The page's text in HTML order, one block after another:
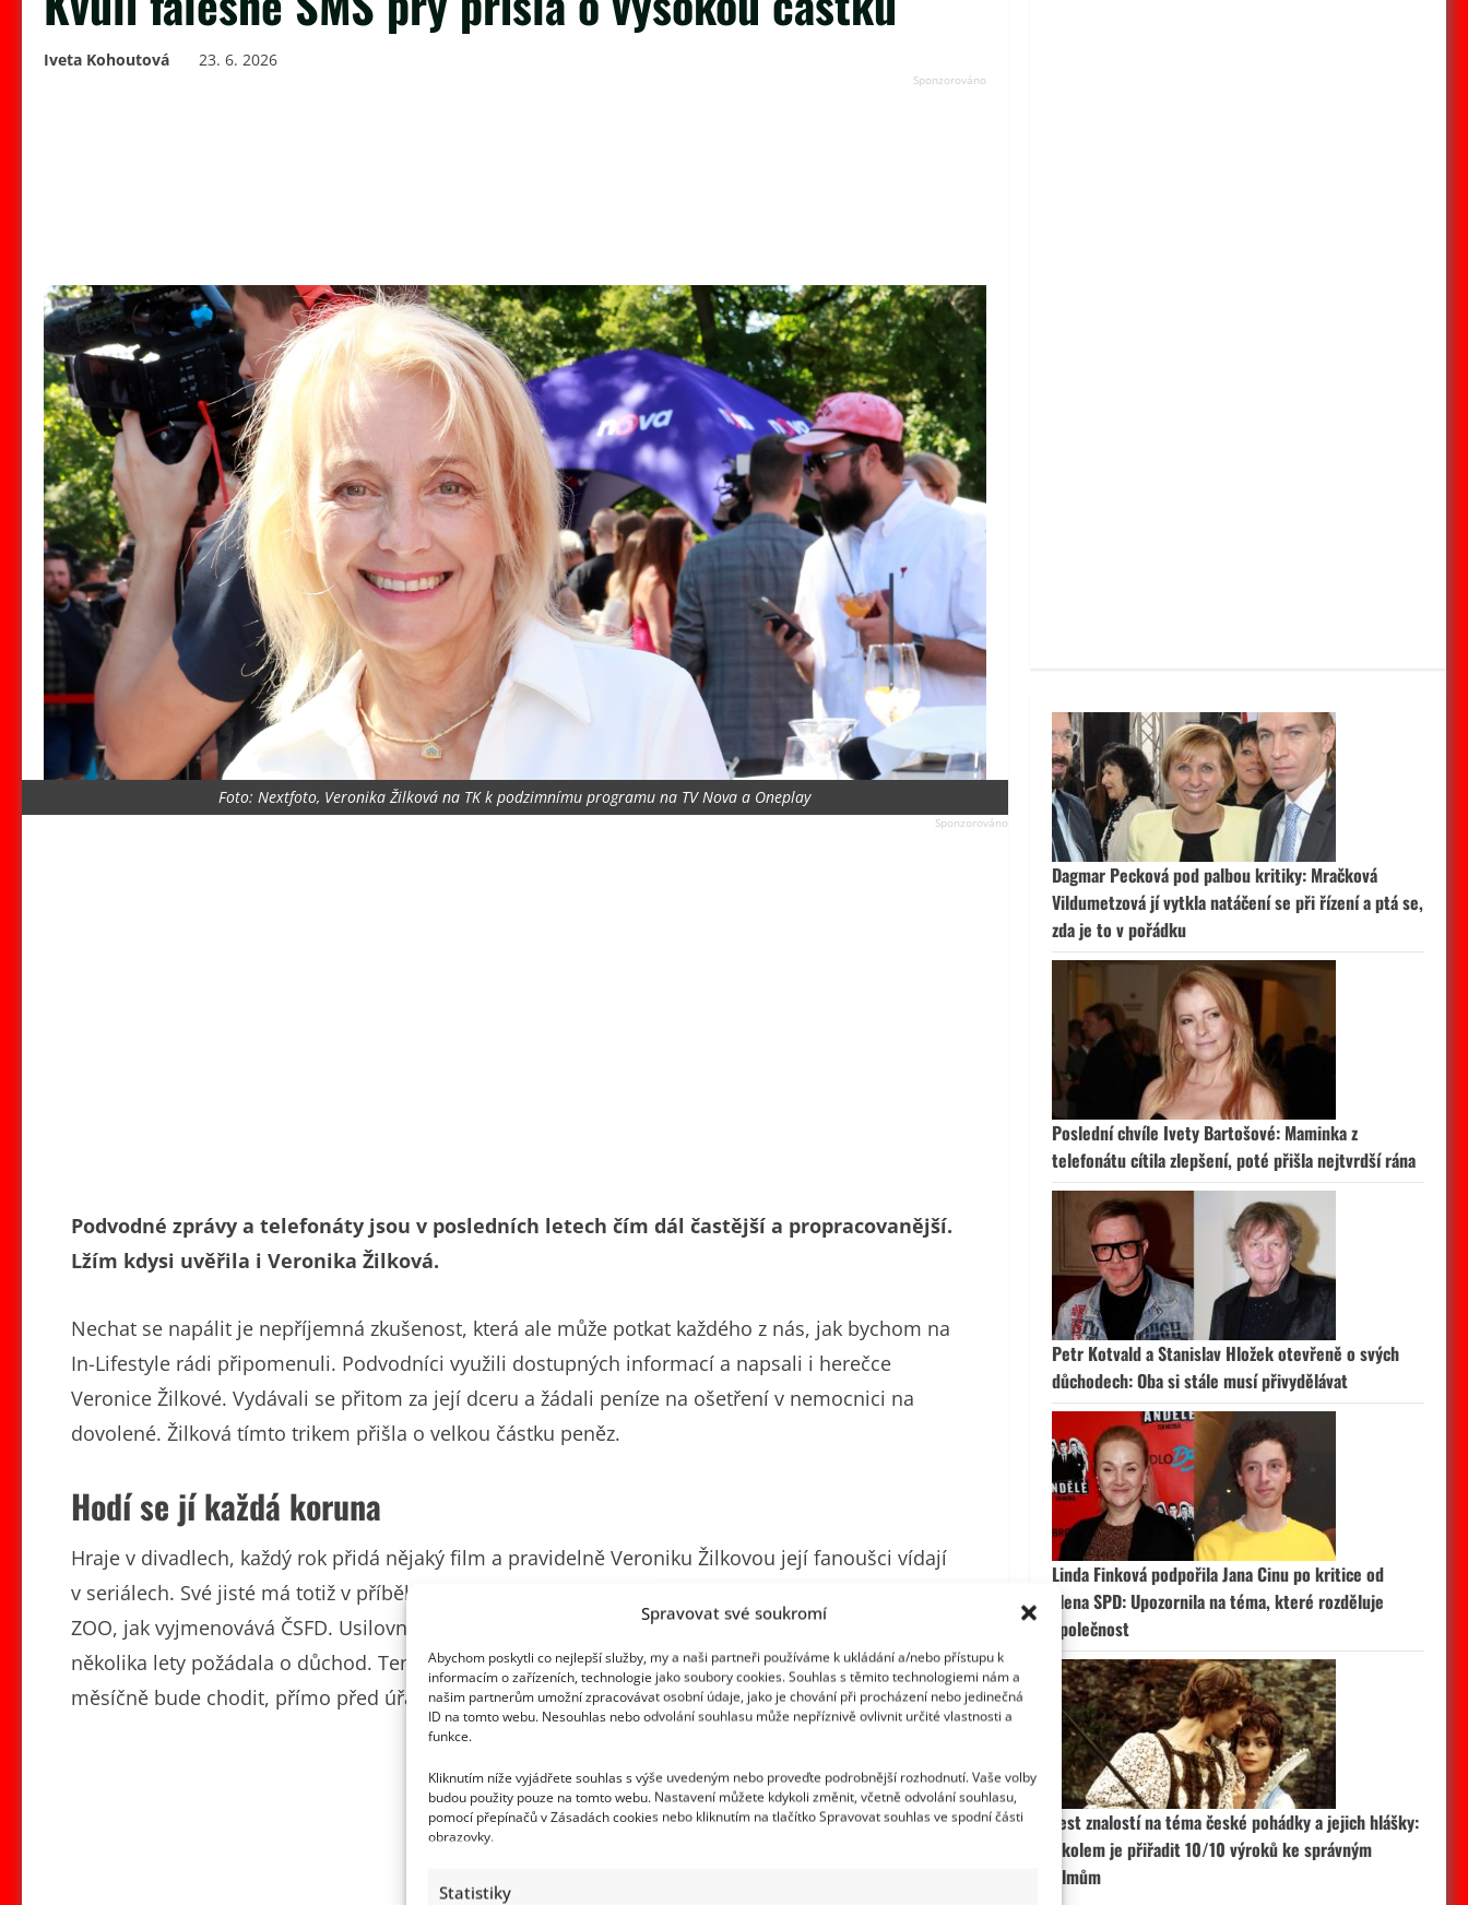
Spravovat své soukromí
Abychom poskytli co nejlepší služby, my a naši partneři používáme k ukládání a/nebo přístupu k
informacím o zařízeních, technologie jako soubory cookies. Souhlas s těmito technologiemi nám a
našim partnerům umožní zpracovávat osobní údaje, jako je chování při procházení nebo jedinečná
ID na tomto webu. Nesouhlas nebo odvolání souhlasu může nepříznivě ovlivnit určité vlastnosti a
funkce.
Kliknutím níže vyjádřete souhlas s výše uvedeným nebo proveďte podrobnější rozhodnutí. Vaše volby
budou použity pouze na tomto webu. Nastavení můžete kdykoli změnit, včetně odvolání souhlasu,
pomocí přepínačů v Zásadách cookies nebo kliknutím na tlačítko Spravovat souhlas ve spodní části
obrazovky.
Statistiky
Iveta Kohoutová 23. 6. 2026
Foto: Nextfoto, Veronika Žilková na TK k podzimnímu programu na TV Nova a Oneplay
Podvodné zprávy a telefonáty jsou v posledních letech čím dál častější a propracovanější.
Lžím kdysi uvěřila i Veronika Žilková.
Nechat se napálit je nepříjemná zkušenost, která ale může potkat každého z nás, jak bychom na
In-Lifestyle rádi připomenuli. Podvodníci využili dostupných informací a napsali i herečce
Veronice Žilkové. Vydávali se přitom za její dceru a žádali peníze na ošetření v nemocnici na
dovolené. Žilková tímto trikem přišla o velkou částku peněz.
Hodí se jí každá koruna
Hraje v divadlech, každý rok přidá nějaký film a pravidelně Veroniku Žilkovou její fanoušci vídají
v seriálech. Své jisté má totiž v příběhu Bratři a sestry, donedávna to pak byla třeba i primácká
ZOO, jak vyjmenovává ČSFD. Usilovnou práci herečka přitom odvádí i přesto, že už si před
několika lety požádala o důchod. Ten jí ale vypočítali tak nízký, že když se dozvěděla, kolik jí
měsíčně bude chodit, přímo před úřadem se rozplakala.
Dagmar Pecková pod palbou kritiky: Mračková
Vildumetzová jí vytkla natáčení se při řízení a ptá se,
zda je to v pořádku
Poslední chvíle Ivety Bartošové: Maminka z
telefonátu cítila zlepšení, poté přišla nejtvrdší rána
Petr Kotvald a Stanislav Hložek otevřeně o svých
důchodech: Oba si stále musí přivydělávat
Linda Finková podpořila Jana Cinu po kritice od
člena SPD: Upozornila na téma, které rozděluje
společnost
Test znalostí na téma české pohádky a jejich hlášky:
Úkolem je přiřadit 10/10 výroků ke správným
filmům